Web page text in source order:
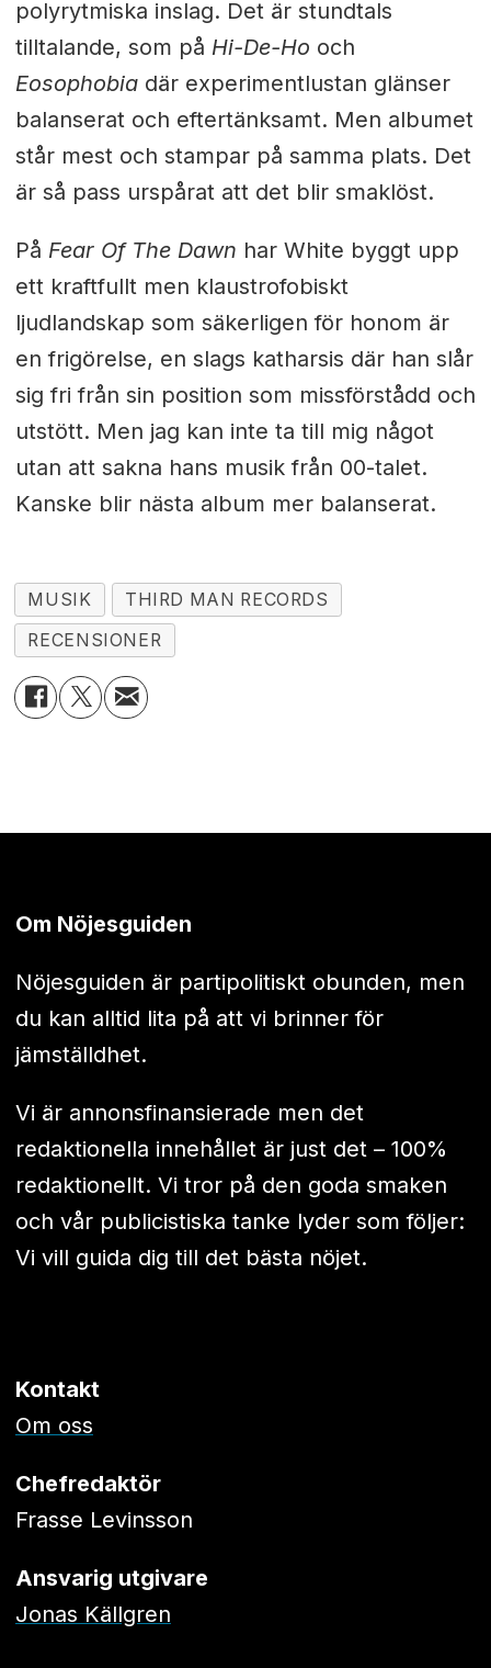
polyrytmiska inslag. Det är stundtals
tilltalande, som på Hi-De-Ho och
Eosophobia där experimentlustan glänser
balanserat och eftertänksamt. Men albumet
står mest och stampar på samma plats. Det
är så pass urspårat att det blir smaklöst.
På Fear Of The Dawn har White byggt upp
ett kraftfullt men klaustrofobiskt
ljudlandskap som säkerligen för honom är
en frigörelse, en slags katharsis där han slår
sig fri från sin position som missförstådd och
utstött. Men jag kan inte ta till mig något
utan att sakna hans musik från 00-talet.
Kanske blir nästa album mer balanserat.
MUSIK
THIRD MAN RECORDS
RECENSIONER
Om Nöjesguiden
Nöjesguiden är partipolitiskt obunden, men
du kan alltid lita på att vi brinner för
jämställdhet.
Vi är annonsfinansierade men det
redaktionella innehållet är just det – 100%
redaktionellt. Vi tror på den goda smaken
och vår publicistiska tanke lyder som följer:
Vi vill guida dig till det bästa nöjet.
Kontakt
Om oss
Chefredaktör
Frasse Levinsson
Ansvarig utgivare
Jonas Källgren